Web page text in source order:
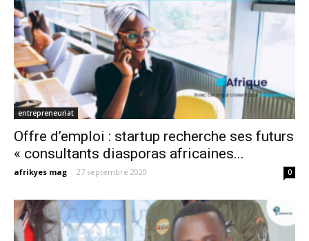
entrepreneuriat
Offre d’emploi : startup recherche ses futurs
« consultants diasporas africaines...
afrikyes mag - 27 septembre 2020 0